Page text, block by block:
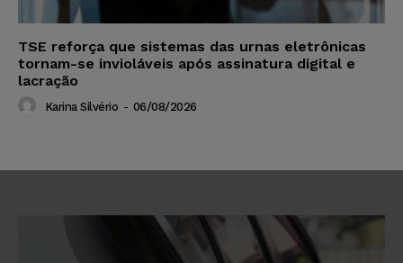
TSE reforça que sistemas das urnas eletrônicas
tornam-se invioláveis após assinatura digital e
lacração
Karina Silvério - 06/08/2026